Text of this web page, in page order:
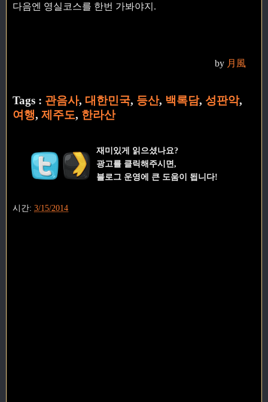
다음엔 영실코스를 한번 가봐야지.
by 月風
Tags : 관음사, 대한민국, 등산, 백록담, 성판악,
여행, 제주도, 한라산
재미있게 읽으셨나요?
광고를 클릭해주시면,
블로그 운영에 큰 도움이 됩니다!
시간: 3/15/2014